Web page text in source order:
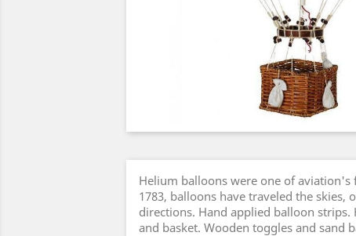
Helium balloons were one of aviation's
1783, balloons have traveled the skies,
directions. Hand applied balloon strips.
and basket. Wooden toggles and sand